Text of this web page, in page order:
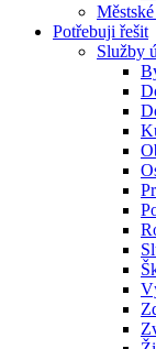
Potřebuji řešit
Služby